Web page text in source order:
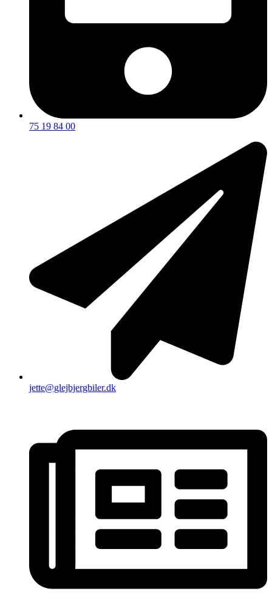
75 19 84 00
jette@glejbjergbiler.dk